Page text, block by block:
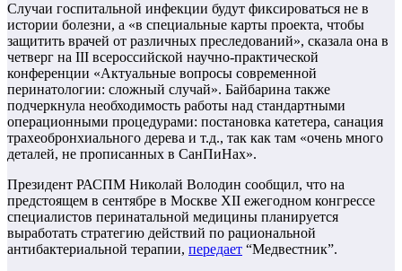
Случаи госпитальной инфекции будут фиксироваться не в
истории болезни, а «в специальные карты проекта, чтобы
защитить врачей от различных преследований», сказала она в
четверг на III всероссийской научно-практической
конференции «Актуальные вопросы современной
перинатологии: сложный случай». Байбарина также
подчеркнула необходимость работы над стандартными
операционными процедурами: постановка катетера, санация
трахеобронхиального дерева и т.д., так как там «очень много
деталей, не прописанных в СанПиНах».
Президент РАСПМ Николай Володин сообщил, что на
предстоящем в сентябре в Москве XII ежегодном конгрессе
специалистов перинатальной медицины планируется
выработать стратегию действий по рациональной
антибактериальной терапии, передает “Медвестник”.